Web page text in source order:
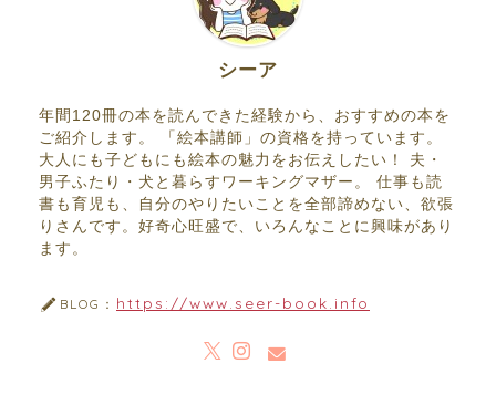
シーア
年間120冊の本を読んできた経験から、おすすめの本を
ご紹介します。 「絵本講師」の資格を持っています。
大人にも子どもにも絵本の魅力をお伝えしたい！ 夫・
男子ふたり・犬と暮らすワーキングマザー。 仕事も読
書も育児も、自分のやりたいことを全部諦めない、欲張
りさんです。好奇心旺盛で、いろんなことに興味があり
ます。
BLOG： https://www.seer-book.info